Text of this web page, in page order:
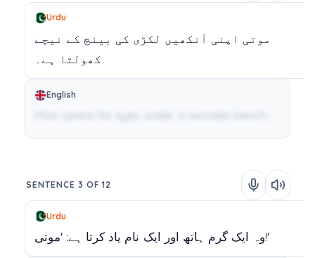
Urdu
موتی اپنی آنکھیں لکڑی کی بینچ کے نیچے
کھولتا
ہے۔
English
Moti opens his eyes under a wooden bench.
SENTENCE 3 OF 12
Urdu
وہ ایک گرم ہاتھ اور ایک نام یاد کرتا ہے: 'موتی!'